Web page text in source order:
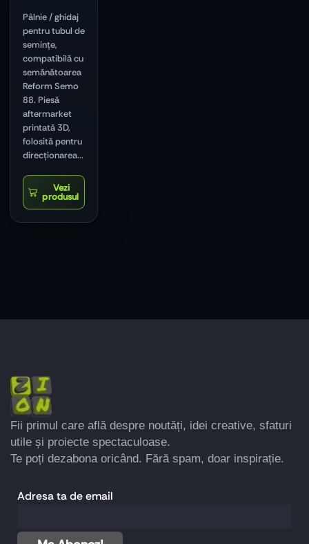
Pâlnie / ghidaj
pentru tubul de
semințe,
compatibilă cu
semănătoarea
Reform Semo
88. Piesă
aftermarket
printată 3D,
folosită pentru
direcționarea...
Fii primul care află despre noutăți, idei creative, sfaturi
utile și proiecte spectaculoase.
Te poți dezabona oricând. Fără spam, doar inspirație.
Adresa ta de email